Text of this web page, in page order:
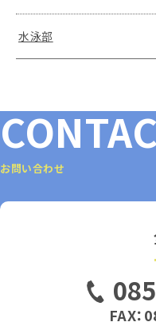
水泳部
お問い合わせ
FAX